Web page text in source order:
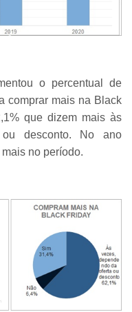
o percentual de
comprar mais na Black
que dizem mais às
desconto. No ano
no período.